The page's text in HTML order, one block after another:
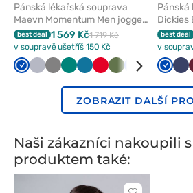
Pánská lékařská souprava
Maevn Momentum Men jogger
královsky modrá
best deal 1 569 Kč1 719 Kč
v soupravě ušetříš 150 Kč
Královsky
SvětleŠedáZelenáKaraibsky
ČervenáOlivkováKlasicky
Bílá
Pánská
Dickies
modrá
best deal
v
ZOBRAZIT DALŠÍ
Naši zákazníci nakoupili
produktem také: